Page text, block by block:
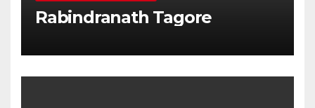
Rabindranath Tagore